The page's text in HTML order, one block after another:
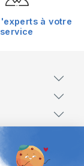
à votre
service
les